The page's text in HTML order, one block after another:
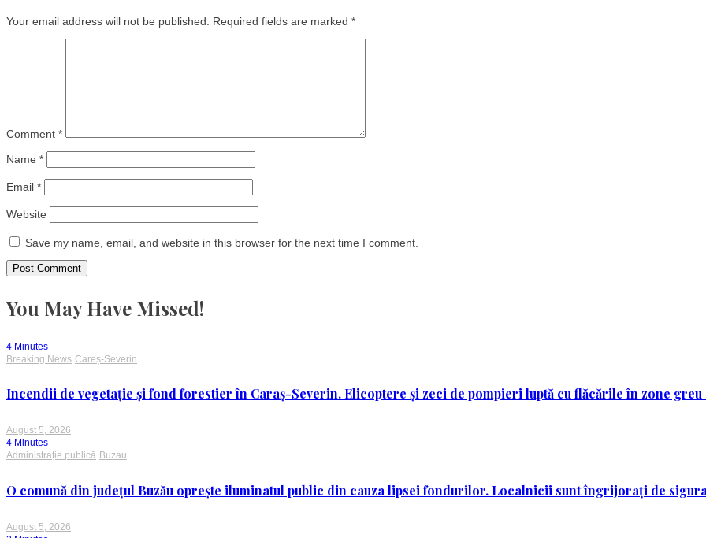
Your email address will not be published. Required fields are marked *
Comment *
Name *
Email *
Website
Save my name, email, and website in this browser for the next time I comment.
You May Have Missed!
4 Minutes
Breaking News Careș-Severin
Incendii de vegetație și fond forestier în Caraș-Severin. Elicoptere și zeci de pompieri luptă cu flăcările în zone greu
August 5, 2026
4 Minutes
Administrație publică Buzau
O comună din județul Buzău oprește iluminatul public din cauza lipsei fondurilor. Localnicii sunt îngrijorați de
August 5, 2026